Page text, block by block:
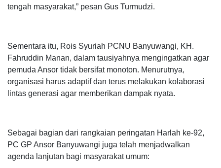
tengah masyarakat,” pesan Gus Turmudzi.
Sementara itu, Rois Syuriah PCNU Banyuwangi, KH.
Fahruddin Manan, dalam tausiyahnya mengingatkan agar
pemuda Ansor tidak bersifat monoton. Menurutnya,
organisasi harus adaptif dan terus melakukan kolaborasi
lintas generasi agar memberikan dampak nyata.
Sebagai bagian dari rangkaian peringatan Harlah ke-92,
PC GP Ansor Banyuwangi juga telah menjadwalkan
agenda lanjutan bagi masyarakat umum: